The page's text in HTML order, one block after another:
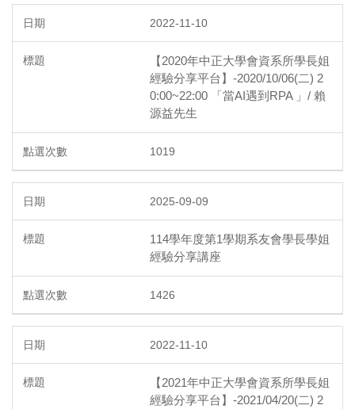
2022-11-10
【2020年中正大學會資系所學長姐
經驗分享平台】-2020/10/06(二) 2
0:00~22:00 「當AI遇到RPA 」/ 賴
源益先生
1019
2025-09-09
114學年度第1學期系友會學長學姐
經驗分享講座
1426
2022-11-10
【2021年中正大學會資系所學長姐
經驗分享平台】-2021/04/20(二) 2